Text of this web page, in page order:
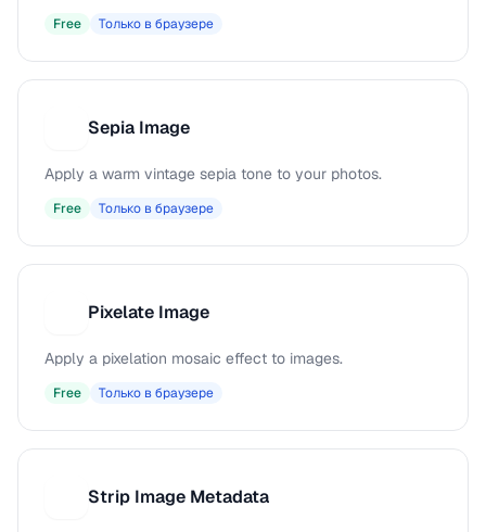
Free Только в браузере
Sepia Image
Apply a warm vintage sepia tone to your photos.
Free Только в браузере
Pixelate Image
Apply a pixelation mosaic effect to images.
Free Только в браузере
Strip Image Metadata